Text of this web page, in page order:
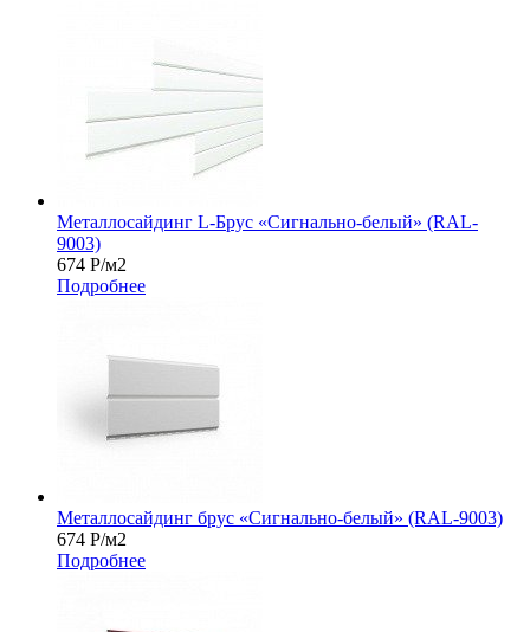
Металлосайдинг L-Брус «Сигнально-белый» (RAL-
9003)
674 Р/м2
Подробнее
Металлосайдинг брус «Сигнально-белый» (RAL-9003)
674 Р/м2
Подробнее